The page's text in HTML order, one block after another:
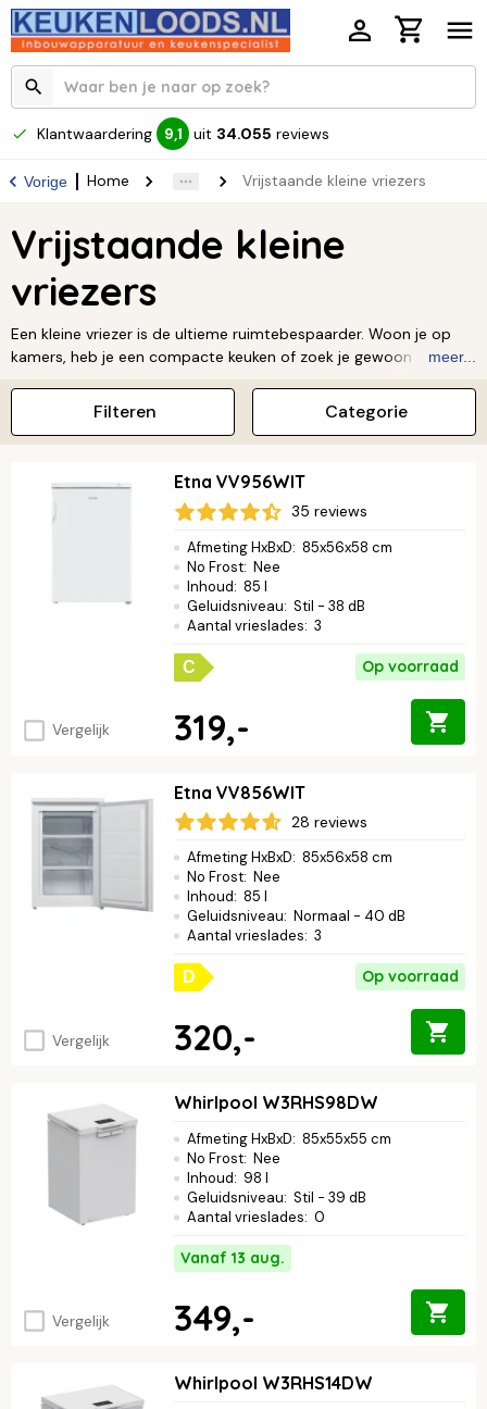
Klantwaardering 9,1 uit 34.055 reviews
Vorige Home Vrijstaande kleine vriezers
Vrijstaande kleine
vriezers
Een kleine vriezer is de ultieme ruimtebespaarder. Woon je op
kamers, heb je een compacte keuken of zoek je gewoon een
perfecte uitkomst. Ondanks het bescheiden formaat heb je
genoeg ruimte voor je wekelijkse boodschappen of die
belangrijke voorraad ijsjes. Geen gesjouw met grote apparaten,
maar wel altijd je favoriete diepvriesproducten binnen
handbereik. Bekijk hier welk formaat kleine vriezer jouw leven
makkelijker maakt.
meer...
Categorie
Filteren
Vergelijk
Etna VV956WIT
35 reviews
Afmeting HxBxD: 85x56x58 cm
No Frost: Nee
Inhoud: 85 l
Geluidsniveau: Stil - 38 dB
Aantal vrieslades: 3
C Op voorraad
319,-
Vergelijk
Etna VV856WIT
28 reviews
Afmeting HxBxD: 85x56x58 cm
No Frost: Nee
Inhoud: 85 l
Geluidsniveau: Normaal - 40 dB
Aantal vrieslades: 3
D Op voorraad
320,-
Vergelijk
Whirlpool W3RHS98DW
Afmeting HxBxD: 85x55x55 cm
No Frost: Nee
Inhoud: 98 l
Geluidsniveau: Stil - 39 dB
Aantal vrieslades: 0
Vanaf 13 aug.
349,-
Whirlpool W3RHS14DW